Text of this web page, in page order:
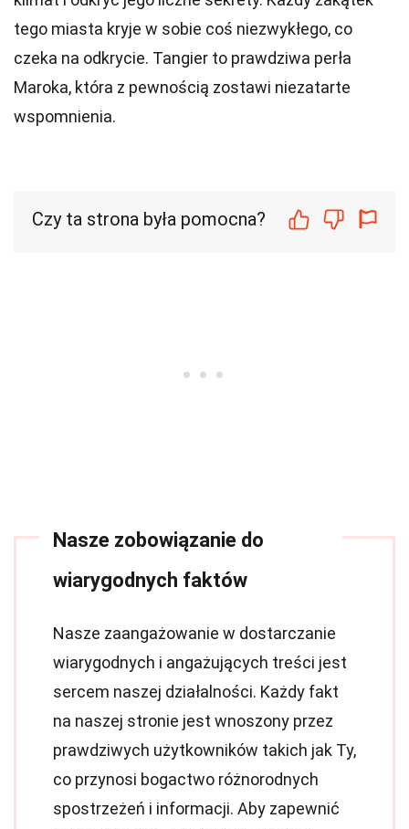
tego miasta kryje w sobie coś niezwykłego, co
czeka na odkrycie. Tangier to prawdziwa perła
Maroka, która z pewnością zostawi niezatarte
wspomnienia.
Czy ta strona była pomocna?
Nasze zobowiązanie do
wiarygodnych faktów
Nasze zaangażowanie w dostarczanie
wiarygodnych i angażujących treści jest
sercem naszej działalności. Każdy fakt
na naszej stronie jest wnoszony przez
prawdziwych użytkowników takich jak Ty,
co przynosi bogactwo różnorodnych
spostrzeżeń i informacji. Aby zapewnić